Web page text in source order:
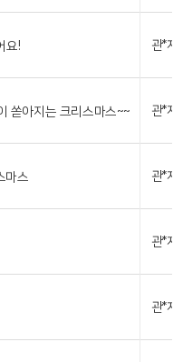
요! 관*자
쏟아지는 크리스마스~~ 관*자
마스 관*자
관*자
관*자